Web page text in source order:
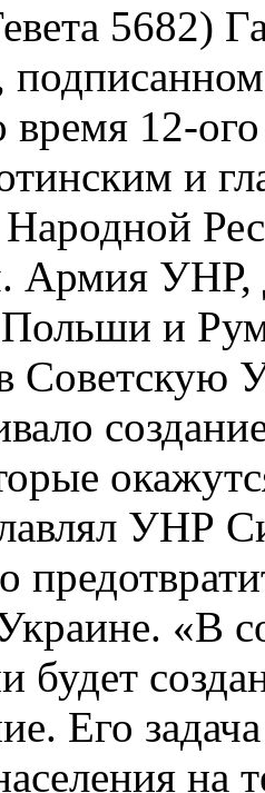
5682)
время 12-
и
Армия УНР,
и
Советскую
УНР
«В
будет
Его
на